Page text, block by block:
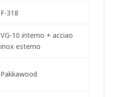
F-318
VG-10 interno + acciao
inox esterno
Pakkawood